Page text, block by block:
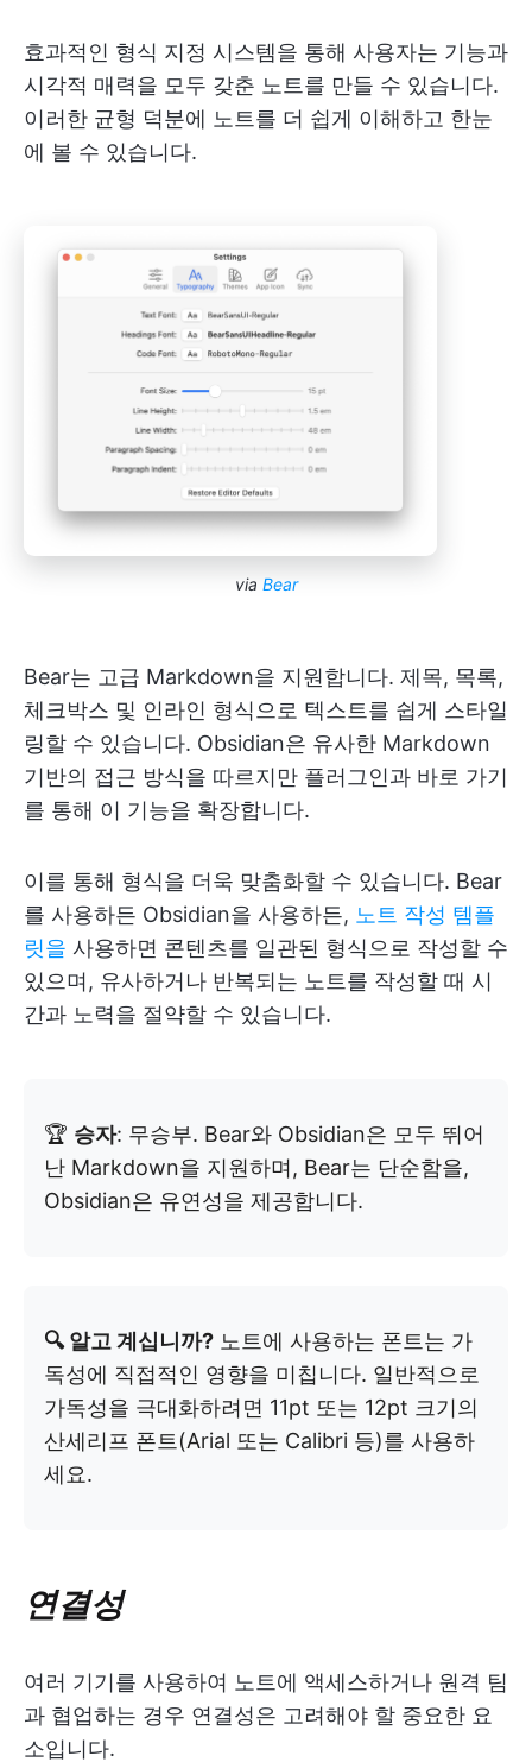
효과적인 형식 지정 시스템을 통해 사용자는 기능과
시각적 매력을 모두 갖춘 노트를 만들 수 있습니다.
이러한 균형 덕분에 노트를 더 쉽게 이해하고 한눈
에 볼 수 있습니다.
via Bear
Bear는 고급 Markdown을 지원합니다. 제목, 목록,
체크박스 및 인라인 형식으로 텍스트를 쉽게 스타일
링할 수 있습니다. Obsidian은 유사한 Markdown
기반의 접근 방식을 따르지만 플러그인과 바로 가기
를 통해 이 기능을 확장합니다.
이를 통해 형식을 더욱 맞춤화할 수 있습니다. Bear
를 사용하든 Obsidian을 사용하든, 노트 작성 템플
릿을 사용하면 콘텐츠를 일관된 형식으로 작성할 수
있으며, 유사하거나 반복되는 노트를 작성할 때 시
간과 노력을 절약할 수 있습니다.
🏆 승자: 무승부. Bear와 Obsidian은 모두 뛰어
난 Markdown을 지원하며, Bear는 단순함을,
Obsidian은 유연성을 제공합니다.
🔍 알고 계십니까? 노트에 사용하는 폰트는 가
독성에 직접적인 영향을 미칩니다. 일반적으로
가독성을 극대화하려면 11pt 또는 12pt 크기의
산세리프 폰트(Arial 또는 Calibri 등)를 사용하
세요.
연결성
여러 기기를 사용하여 노트에 액세스하거나 원격 팀
과 협업하는 경우 연결성은 고려해야 할 중요한 요
소입니다.